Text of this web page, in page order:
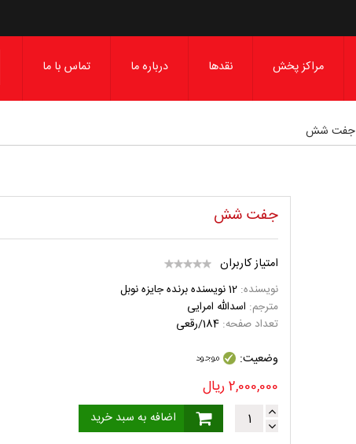
مراکز پخش نقدها درباره ما تماس با ما
جفت شش
جفت شش
امتیاز کاربران
نویسنده: 12 نویسنده برنده جایزه نوبل
مترجم: اسدالله امرایی
تعداد صفحه: 184/رقعی
وضعیت:
2,000,000ریال
اضافه به سبد خرید